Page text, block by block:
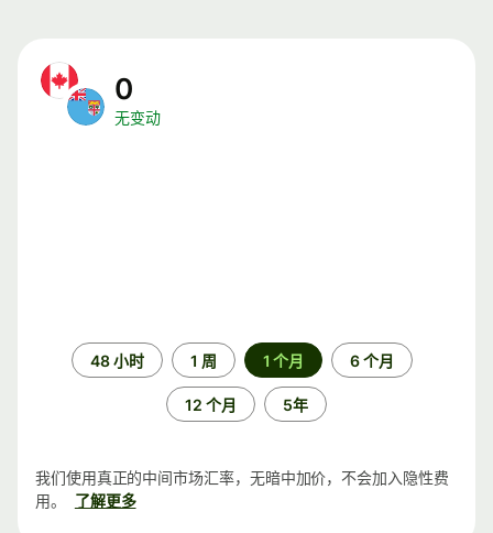
0
无变动
48 小时 1 周 1 个月 6 个月
12 个月 5年
我们使用真正的中间市场汇率，无暗中加价，不会加入隐性费
用。
了解更多